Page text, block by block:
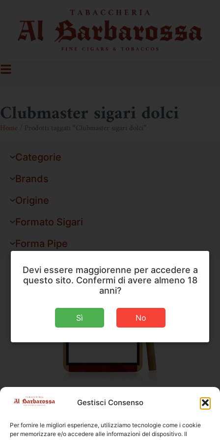
Gestisci Consenso
Per fornire le migliori esperienze, utilizziamo tecnologie come i cookie
per memorizzare e/o accedere alle informazioni del dispositivo. Il
Clubmaster sigari dolci
Home / Prodotti taggati “Clubmaster sigari dolci”
Categorie
Brands
Origine
Formato Sigari
Forma Pipe
Clubmaster
Clubmaster Red Superior Filter 20
Dimensioni
70 × 8 mm
Devi essere maggiorenne per accedere a
questo sito. Confermi di avere almeno 18
anni?
Sì No